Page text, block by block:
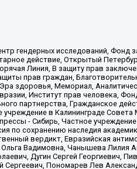
гендерных исследований, Фонд
действие, Открытый
Линия, В защиту прав
прав граждан,
здоровья, Мемориал,
Институт прав человека,
партнерства, Гражданское
в Калининграде Совета
- Сибирь, Частное
по сохранению наследия
вердикт, Евразийская
Вадимовна, Чанышева Лилия
Дугин Сергей Георгиевич,
Пономарев Лев